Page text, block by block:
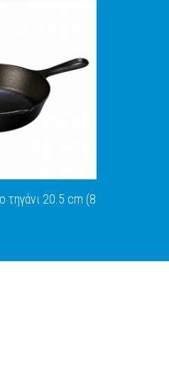
τηγάνι 20.5 cm (8